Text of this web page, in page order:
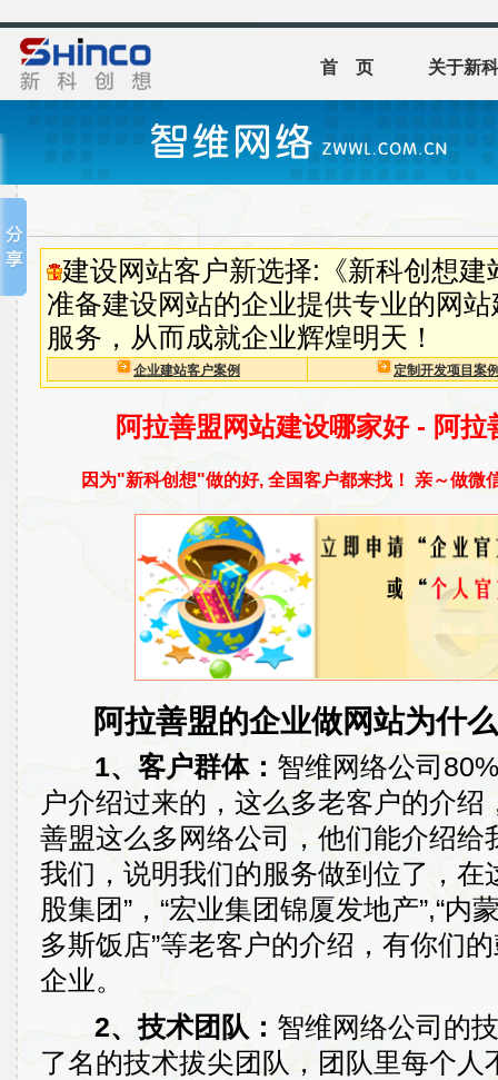
首 页 关于新
建设网站客户新选择:《新科创想
准备建设网站的企业提供专业的网
服务，从而成就企业辉煌明天！
企业建站客户案例 定制开发项目案
阿拉善盟网站建设哪家好 - 阿
因为"新科创想"做的好, 全国客户都来找！ 亲～做微
阿拉善盟的企业做网站为什么
1、客户群体： 智维网络公司
户介绍过来的，这么多老客户的介
善盟这么多网络公司，他们能介绍给
我们，说明我们的服务做到位了，在
股集团”，“宏业集团锦厦发地产”,“内
多斯饭店”等老客户的介绍，有你们
企业。
2、技术团队： 智维网络公司的
了名的技术拔尖团队，团队里每个